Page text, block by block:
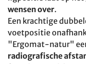
wensen over.
Een krachtige
voetpositie
"Ergomat-natur"
radiografische